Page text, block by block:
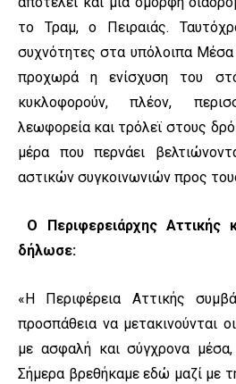
το Τραμ, ο Πειραιάς.
συχνότητες στα υπόλοιπα Μέσα
προχωρά η ενίσχυση του
κυκλοφορούν, πλέον,
λεωφορεία και τρόλεϊ στους
μέρα που περνάει
αστικών συγκοινωνιών προς
Ο Περιφερειάρχης Αττικής
δήλωσε:
«Η Περιφέρεια Αττικής
προσπάθεια να μετακινούνται
με ασφαλή και σύγχρονα
Σήμερα βρεθήκαμε εδώ μαζί με